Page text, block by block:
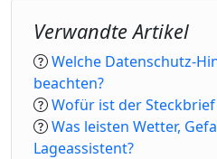
Verwandte Artikel
Welche Datenschutz-
beachten?
Wofür ist der
Was leisten Wetter,
Lageassistent?